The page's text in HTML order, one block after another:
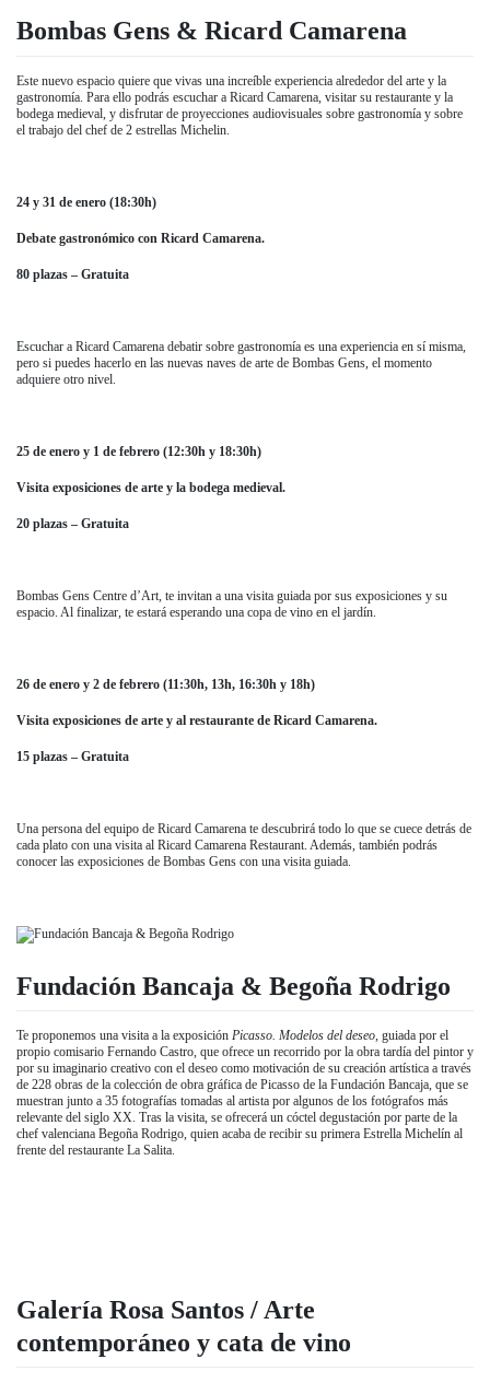
Bombas Gens & Ricard Camarena
Este nuevo espacio quiere que vivas una increíble experiencia alrededor del arte y la
gastronomía. Para ello podrás escuchar a Ricard Camarena, visitar su restaurante y la
bodega medieval, y disfrutar de proyecciones audiovisuales sobre gastronomía y sobre
el trabajo del chef de 2 estrellas Michelin.
24 y 31 de enero (18:30h)
Debate gastronómico con Ricard Camarena.
80 plazas – Gratuita
Escuchar a Ricard Camarena debatir sobre gastronomía es una experiencia en sí misma,
pero si puedes hacerlo en las nuevas naves de arte de Bombas Gens, el momento
adquiere otro nivel.
25 de enero y 1 de febrero (12:30h y 18:30h)
Visita exposiciones de arte y la bodega medieval.
20 plazas – Gratuita
Bombas Gens Centre d’Art, te invitan a una visita guiada por sus exposiciones y su
espacio. Al finalizar, te estará esperando una copa de vino en el jardín.
26 de enero y 2 de febrero (11:30h, 13h, 16:30h y 18h)
Visita exposiciones de arte y al restaurante de Ricard Camarena.
15 plazas – Gratuita
Una persona del equipo de Ricard Camarena te descubrirá todo lo que se cuece detrás de
cada plato con una visita al Ricard Camarena Restaurant. Además, también podrás
conocer las exposiciones de Bombas Gens con una visita guiada.
Fundación Bancaja & Begoña Rodrigo
Te proponemos una visita a la exposición Picasso. Modelos del deseo, guiada por el
propio comisario Fernando Castro, que ofrece un recorrido por la obra tardía del pintor y
por su imaginario creativo con el deseo como motivación de su creación artística a través
de 228 obras de la colección de obra gráfica de Picasso de la Fundación Bancaja, que se
muestran junto a 35 fotografías tomadas al artista por algunos de los fotógrafos más
relevante del siglo XX. Tras la visita, se ofrecerá un cóctel degustación por parte de la
chef valenciana Begoña Rodrigo, quien acaba de recibir su primera Estrella Michelín al
frente del restaurante La Salita.
Galería Rosa Santos / Arte
contemporáneo y cata de vino